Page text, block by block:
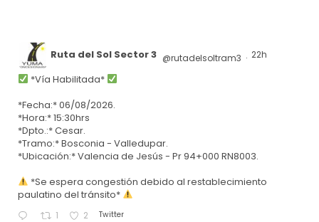
Ruta del Sol Sector 3 @rutadelsoltram3 · 22h
*Vía Habilitada*
*Fecha:* 06/08/2026.
*Hora:* 15:30hrs
*Dpto.:* Cesar.
*Tramo:* Bosconia - Valledupar.
*Ubicación:* Valencia de Jesús - Pr 94+000 RN8003.
*Se espera congestión debido al restablecimiento
paulatino del tránsito*
1 2 Twitter